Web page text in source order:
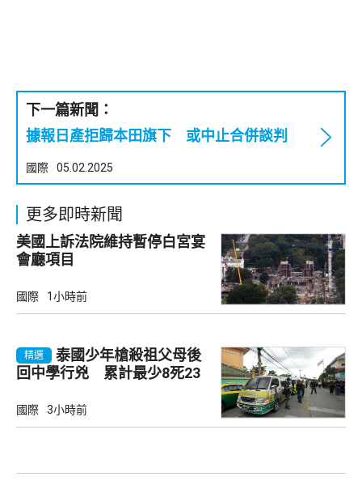
下一篇新聞：
據報日產拒歸本田旗下 或中止合併談判
國際 05.02.2025
更多即時新聞
美國上訴法院維持暫停白宮宴
會廳項目
國際 1小時前
精選
泰國少年槍殺祖父母後
回中學行兇 累計最少8死23
國際 3小時前